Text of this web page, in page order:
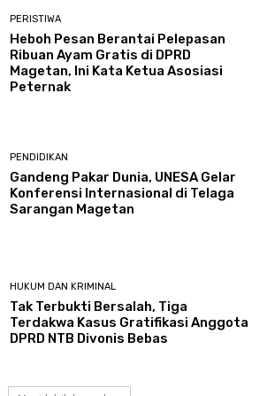
PERISTIWA
Heboh Pesan Berantai Pelepasan
Ribuan Ayam Gratis di DPRD
Magetan, Ini Kata Ketua Asosiasi
Peternak
PENDIDIKAN
Gandeng Pakar Dunia, UNESA Gelar
Konferensi Internasional di Telaga
Sarangan Magetan
HUKUM DAN KRIMINAL
Tak Terbukti Bersalah, Tiga
Terdakwa Kasus Gratifikasi Anggota
DPRD NTB Divonis Bebas